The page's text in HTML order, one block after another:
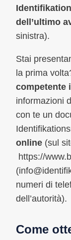
dell’ultimo
sinistra).
Stai
la prima
competente
informazioni
con te un
online (sul
https://
(
numeri di
dell’autorità).
Come